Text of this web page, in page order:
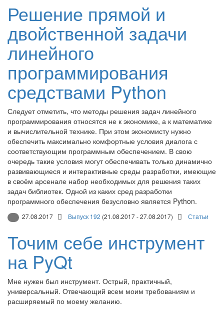
Решение прямой и
двойственной задачи
линейного
программирования
средствами Python
Следует отметить, что методы решения задач линейного
программирования относятся не к экономике, а к математике
и вычислительной технике. При этом экономисту нужно
обеспечить максимально комфортные условия диалога с
соответствующим программным обеспечением. В свою
очередь такие условия могут обеспечивать только динамично
развивающиеся и интерактивные среды разработки, имеющие
в своём арсенале набор необходимых для решения таких
задач библиотек. Одной из каких сред разработки
программного обеспечения безусловно является Python.
27.08.2017 Выпуск 192 (21.08.2017 - 27.08.2017) Статьи
Точим себе инструмент
на PyQt
Мне нужен был инструмент. Острый, практичный,
универсальный. Отвечающий всем моим требованиям и
расширяемый по моему желанию.